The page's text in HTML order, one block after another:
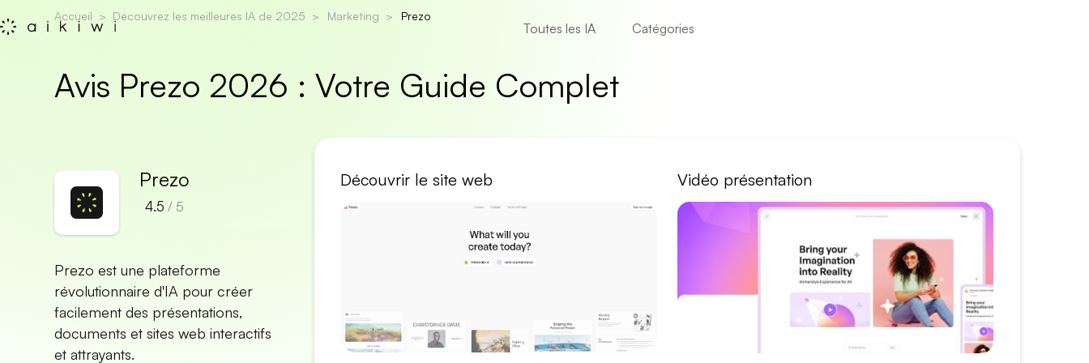
Toutes les IA Catégories
Accueil Découvrez les meilleures IA de 2025 Marketing Prezo
Avis Prezo 2026 : Votre Guide Complet
Prezo
4.5 / 5
Prezo est une plateforme
révolutionnaire d'IA pour créer
facilement des présentations,
documents et sites web interactifs
et attrayants.
Découvrir le site web Vidéo présentation